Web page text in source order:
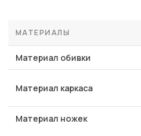
МАТЕРИАЛЫ
Материал обивки
Материал каркаса
Материал ножек